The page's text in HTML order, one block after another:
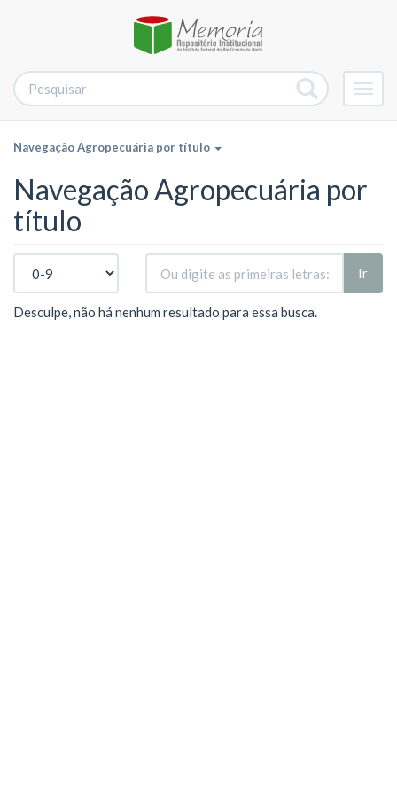
Navegação Agropecuária por título
Navegação Agropecuária por
título
Ir
Desculpe, não há nenhum resultado para essa busca.